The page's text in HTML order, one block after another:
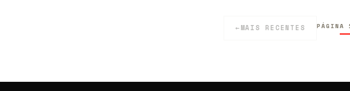
←MAIS RECENTES PÁGINA